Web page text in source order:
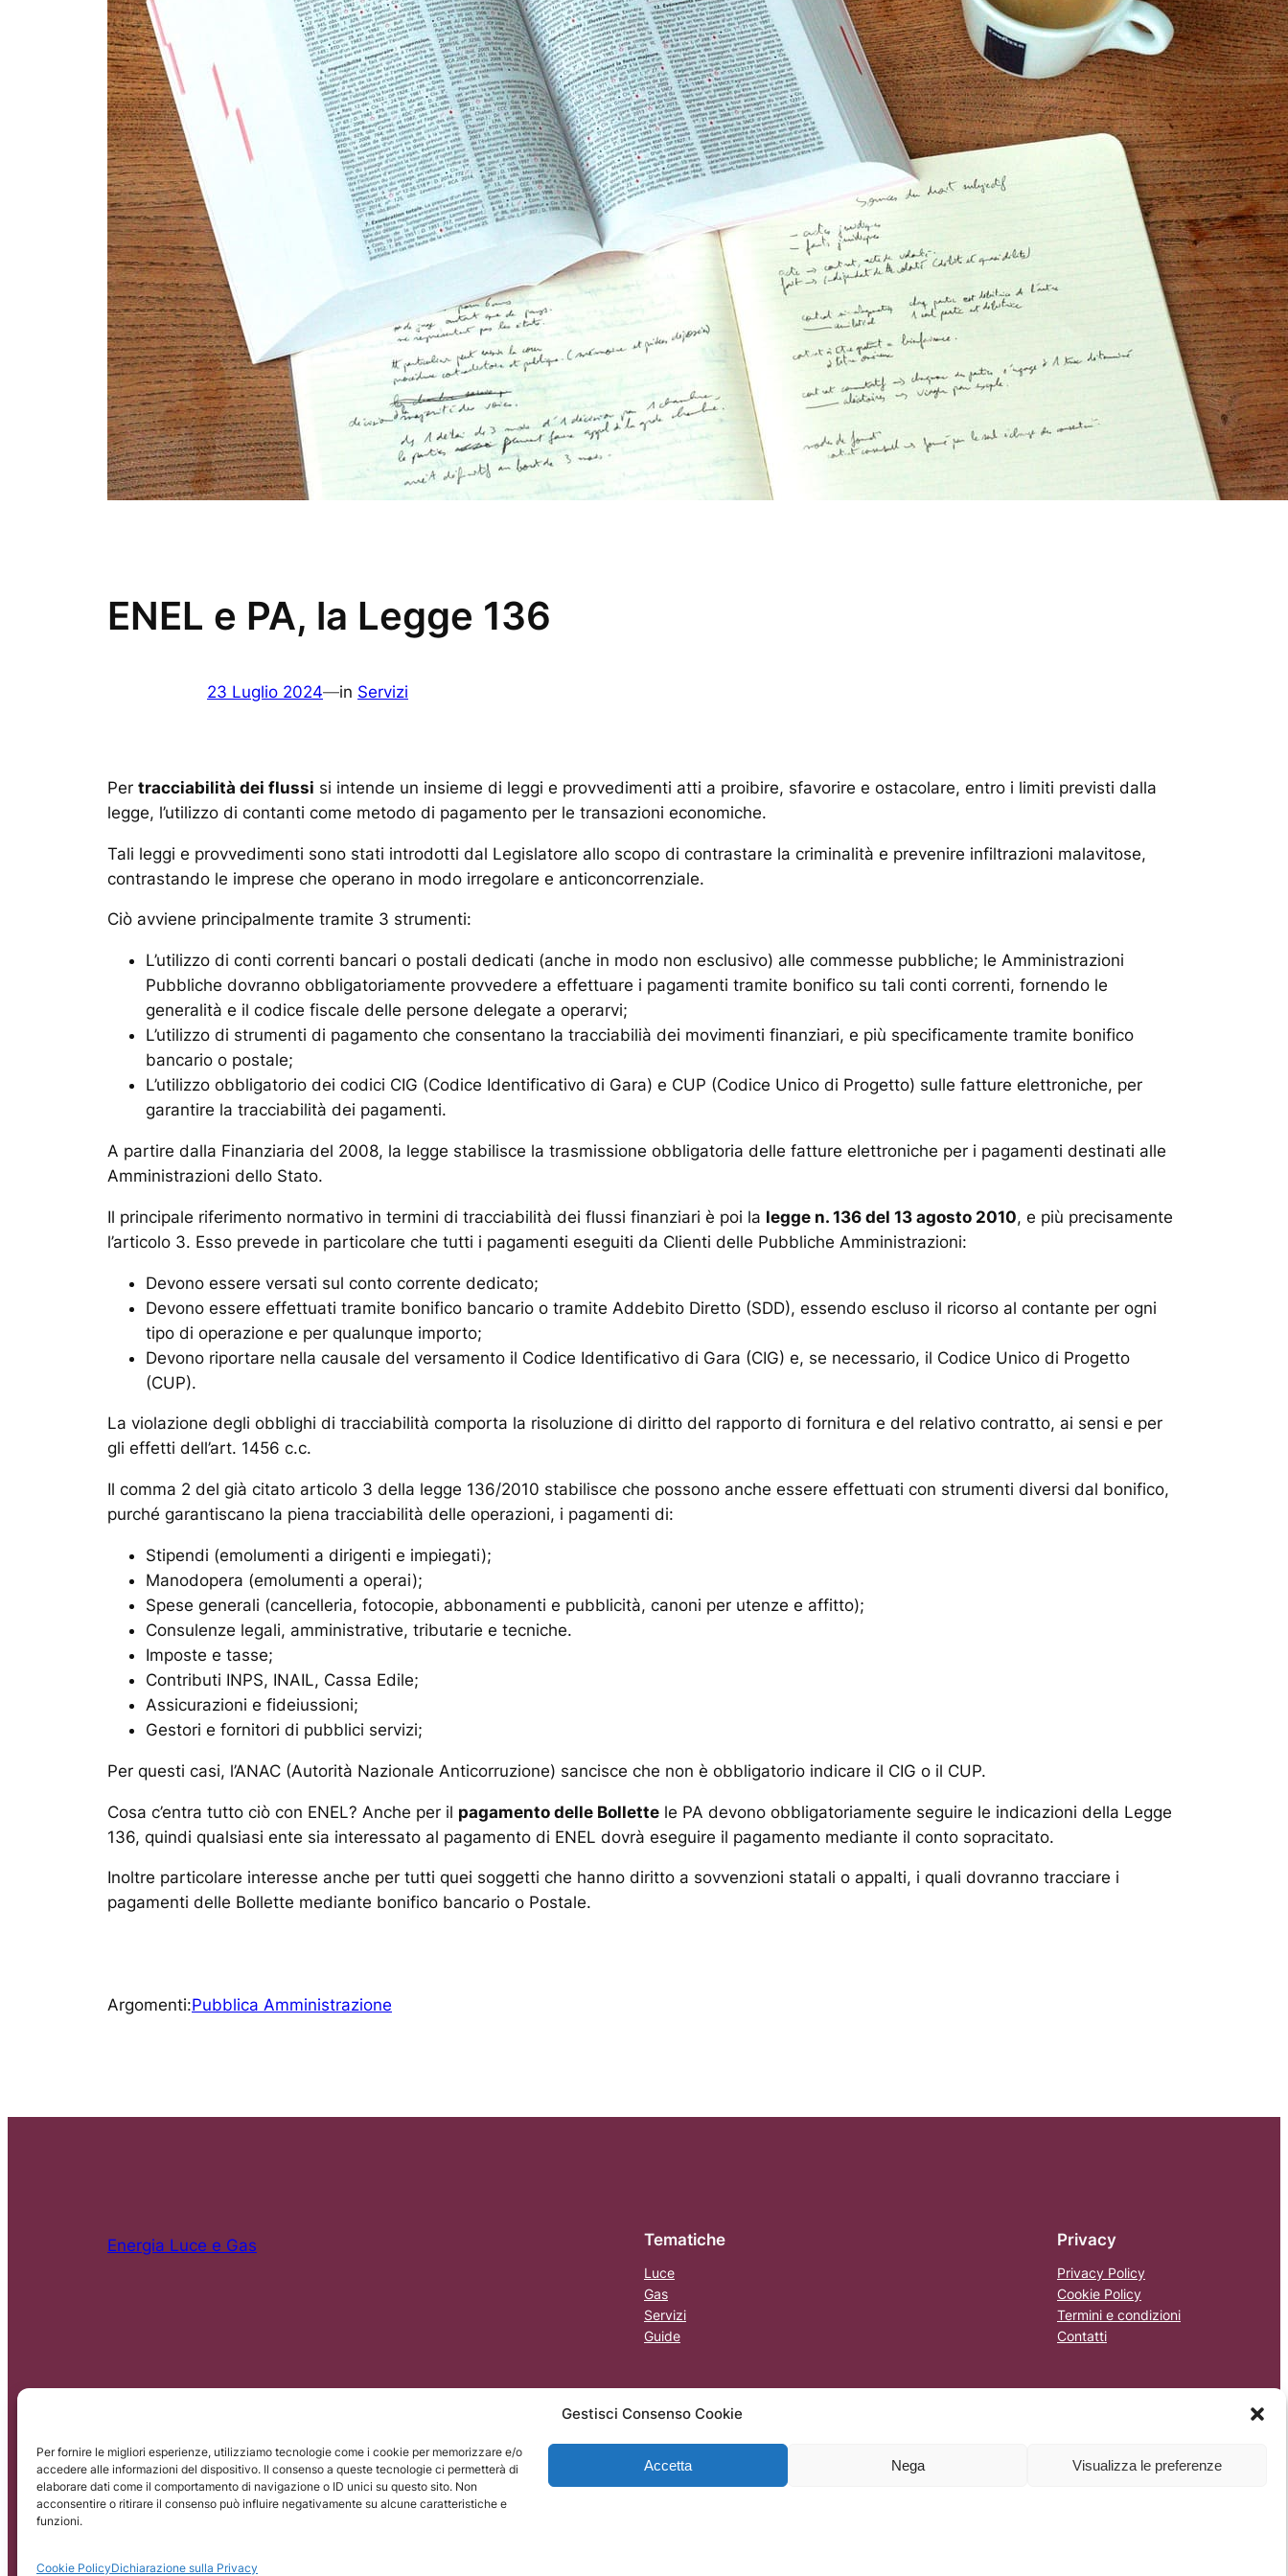
Gestisci Consenso Cookie
Per fornire le migliori esperienze, utilizziamo tecnologie come i cookie per memorizzare e/o
accedere alle informazioni del dispositivo. Il consenso a queste tecnologie ci permetterà di
elaborare dati come il comportamento di navigazione o ID unici su questo sito. Non
acconsentire o ritirare il consenso può influire negativamente su alcune caratteristiche e
funzioni.
Accetta Nega Visualizza le preferenze
Cookie PolicyDichiarazione sulla Privacy
ENEL e PA, la Legge 136
23 Luglio 2024—in Servizi
Per tracciabilità dei flussi si intende un insieme di leggi e provvedimenti atti a proibire, sfavorire e ostacolare, entro i limiti previsti dalla
legge, l’utilizzo di contanti come metodo di pagamento per le transazioni economiche.
Tali leggi e provvedimenti sono stati introdotti dal Legislatore allo scopo di contrastare la criminalità e prevenire infiltrazioni malavitose,
contrastando le imprese che operano in modo irregolare e anticoncorrenziale.
Ciò avviene principalmente tramite 3 strumenti:
L’utilizzo di conti correnti bancari o postali dedicati (anche in modo non esclusivo) alle commesse pubbliche; le Amministrazioni
Pubbliche dovranno obbligatoriamente provvedere a effettuare i pagamenti tramite bonifico su tali conti correnti, fornendo le
generalità e il codice fiscale delle persone delegate a operarvi;
L’utilizzo di strumenti di pagamento che consentano la tracciabilià dei movimenti finanziari, e più specificamente tramite bonifico
bancario o postale;
L’utilizzo obbligatorio dei codici CIG (Codice Identificativo di Gara) e CUP (Codice Unico di Progetto) sulle fatture elettroniche, per
garantire la tracciabilità dei pagamenti.
A partire dalla Finanziaria del 2008, la legge stabilisce la trasmissione obbligatoria delle fatture elettroniche per i pagamenti destinati alle
Amministrazioni dello Stato.
Il principale riferimento normativo in termini di tracciabilità dei flussi finanziari è poi la legge n. 136 del 13 agosto 2010, e più precisamente
l’articolo 3. Esso prevede in particolare che tutti i pagamenti eseguiti da Clienti delle Pubbliche Amministrazioni:
Devono essere versati sul conto corrente dedicato;
Devono essere effettuati tramite bonifico bancario o tramite Addebito Diretto (SDD), essendo escluso il ricorso al contante per ogni
tipo di operazione e per qualunque importo;
Devono riportare nella causale del versamento il Codice Identificativo di Gara (CIG) e, se necessario, il Codice Unico di Progetto
(CUP).
La violazione degli obblighi di tracciabilità comporta la risoluzione di diritto del rapporto di fornitura e del relativo contratto, ai sensi e per
gli effetti dell’art. 1456 c.c.
Il comma 2 del già citato articolo 3 della legge 136/2010 stabilisce che possono anche essere effettuati con strumenti diversi dal bonifico,
purché garantiscano la piena tracciabilità delle operazioni, i pagamenti di:
Stipendi (emolumenti a dirigenti e impiegati);
Manodopera (emolumenti a operai);
Spese generali (cancelleria, fotocopie, abbonamenti e pubblicità, canoni per utenze e affitto);
Consulenze legali, amministrative, tributarie e tecniche.
Imposte e tasse;
Contributi INPS, INAIL, Cassa Edile;
Assicurazioni e fideiussioni;
Gestori e fornitori di pubblici servizi;
Per questi casi, l’ANAC (Autorità Nazionale Anticorruzione) sancisce che non è obbligatorio indicare il CIG o il CUP.
Cosa c’entra tutto ciò con ENEL? Anche per il pagamento delle Bollette le PA devono obbligatoriamente seguire le indicazioni della Legge
136, quindi qualsiasi ente sia interessato al pagamento di ENEL dovrà eseguire il pagamento mediante il conto sopracitato.
Inoltre particolare interesse anche per tutti quei soggetti che hanno diritto a sovvenzioni statali o appalti, i quali dovranno tracciare i
pagamenti delle Bollette mediante bonifico bancario o Postale.
Argomenti:Pubblica Amministrazione
Energia Luce e Gas Tematiche
Luce
Gas
Servizi
Guide
Privacy
Privacy Policy
Cookie Policy
Termini e condizioni
Contatti
SEOT srl – Via Aldo Moro, 8 – 20090, Buccinasco (MI)